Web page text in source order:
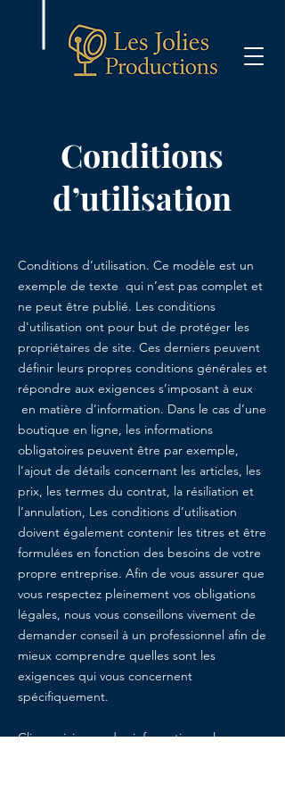
Conditions
d’utilisation
Conditions d’utilisation. Ce modèle est un
exemple de texte qui n’est pas complet et
ne peut être publié. Les conditions
d'utilisation ont pour but de protéger les
propriétaires de site. Ces derniers peuvent
définir leurs propres conditions générales et
répondre aux exigences s’imposant à eux
en matière d’information. Dans le cas d’une
boutique en ligne, les informations
obligatoires peuvent être par exemple,
l’ajout de détails concernant les articles, les
prix, les termes du contrat, la résiliation et
l’annulation, Les conditions d’utilisation
doivent également contenir les titres et être
formulées en fonction des besoins de votre
propre entreprise. Afin de vous assurer que
vous respectez pleinement vos obligations
légales, nous vous conseillons vivement de
demander conseil à un professionnel afin de
mieux comprendre quelles sont les
exigences qui vous concernent
spécifiquement.
Cliquez icipour des informations plus